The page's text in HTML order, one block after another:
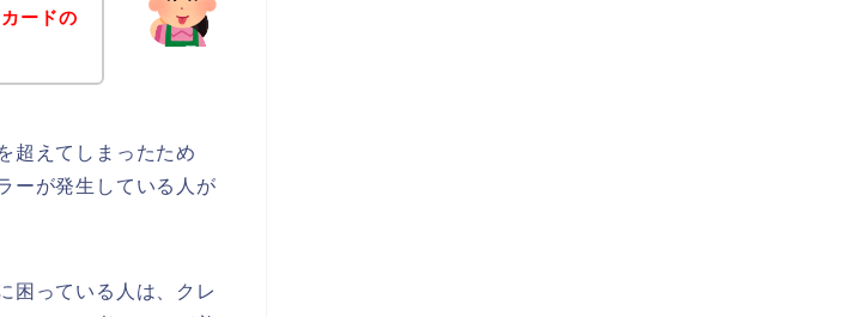
ードの
超えてしまったため
ーが発生している人が
困っている人は、クレ